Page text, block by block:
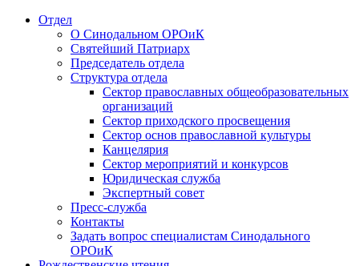
Отдел
О Синодальном ОРОиК
Святейший Патриарх
Председатель отдела
Структура отдела
Сектор православных общеобразовательных
организаций
Сектор приходского просвещения
Сектор основ православной культуры
Канцелярия
Сектор мероприятий и конкурсов
Юридическая служба
Экспертный совет
Пресс-служба
Контакты
Задать вопрос специалистам Синодального
ОРОиК